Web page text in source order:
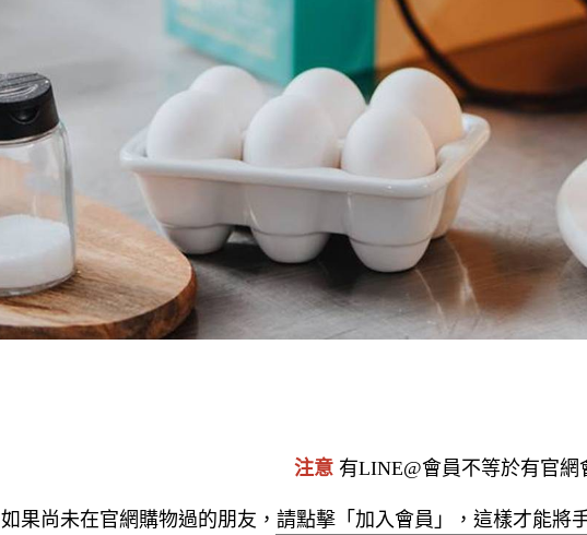
注意有LINE@會員不等於有官網
如果尚未在官網購物過的朋友，請點擊「加入會員」，這樣才能將